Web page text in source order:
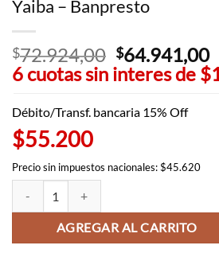
Yaiba – Banpresto
$72.924,00 El
precio
era:
$64.941,00El
6 cuotas sin interes de
Débito/Transf. bancaria 15% Off
$55.200
Precio sin impuestos nacionales: $45.620
Chachamaru - Fluffy Puffy - Kimetsu no
AGREGAR AL CARRITO